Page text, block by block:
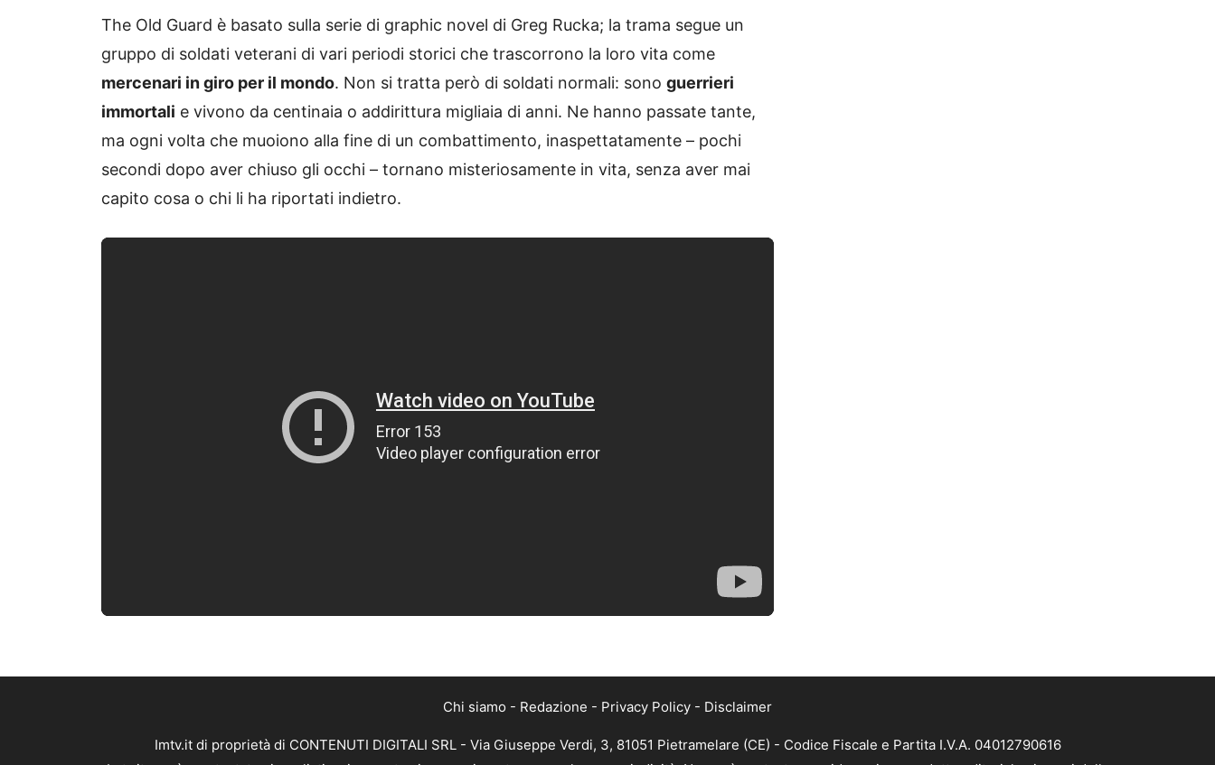
The Old Guard è basato sulla serie di graphic novel di Greg Rucka; la trama segue un
gruppo di soldati veterani di vari periodi storici che trascorrono la loro vita come
mercenari in giro per il mondo. Non si tratta però di soldati normali: sono guerrieri
immortali e vivono da centinaia o addirittura migliaia di anni. Ne hanno passate tante,
ma ogni volta che muoiono alla fine di un combattimento, inaspettatamente – pochi
secondi dopo aver chiuso gli occhi – tornano misteriosamente in vita, senza aver mai
capito cosa o chi li ha riportati indietro.
Chi siamo - Redazione - Privacy Policy - Disclaimer
Imtv.it di proprietà di CONTENUTI DIGITALI SRL - Via Giuseppe Verdi, 3, 81051 Pietramelare (CE) - Codice Fiscale e Partita I.V.A. 04012790616